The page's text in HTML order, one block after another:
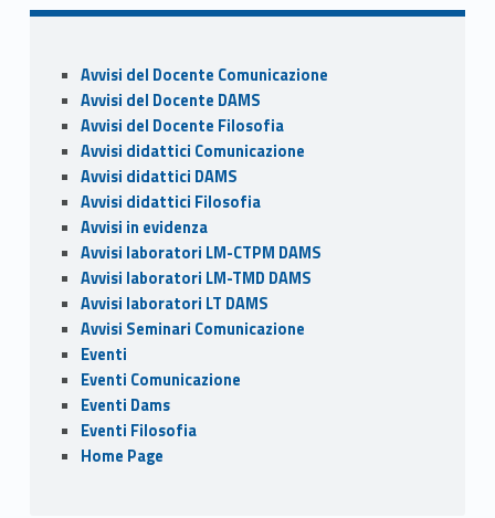
b
o
o
k
d
o
n
l di
vi
di
Sidebar
Avvisi del Docente Comunicazione
Avvisi del Docente DAMS
Avvisi del Docente Filosofia
Avvisi didattici Comunicazione
Avvisi didattici DAMS
Avvisi didattici Filosofia
Avvisi in evidenza
Avvisi laboratori LM-CTPM DAMS
Avvisi laboratori LM-TMD DAMS
Avvisi laboratori LT DAMS
Avvisi Seminari Comunicazione
Eventi
Eventi Comunicazione
Eventi Dams
Eventi Filosofia
Home Page